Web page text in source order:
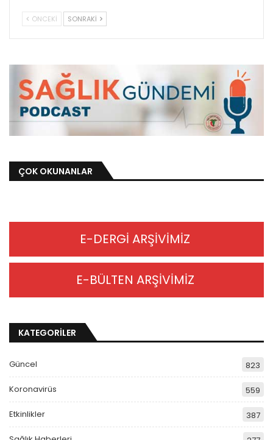
ÖNCEKI SONRAKI
ÇOK OKUNANLAR
E-DERGİ ARŞİVİMİZ
E-BÜLTEN ARŞİVİMİZ
KATEGORİLER
Güncel 823
Koronavirüs 559
Etkinlikler 387